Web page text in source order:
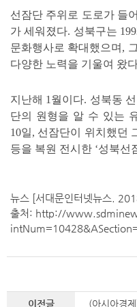
선잠단 주위로 도로가 들
가 세워졌다. 성북구는
문화행사로 확대했으며,
다양한 노력을 기울여 왔
지난해 1월이다. 성북동
단의 원형을 알 수 있는
10일, 선잠단이 위치했던
등을 복원 전시한 ‘성북선
뉴스 [서대문인터넷뉴스.
출처: http://
이전글 (아시아경제)